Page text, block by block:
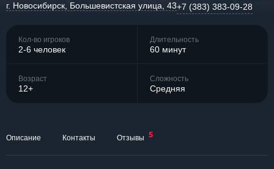
г. Новосибирск, Большевистская улица, 43+7 (383) 383-09-28
Кол-во игроков
2-6 человек
Длительность
60 минут
Возраст
12+
Сложность
Средняя
Описание Контакты Отзывы 5